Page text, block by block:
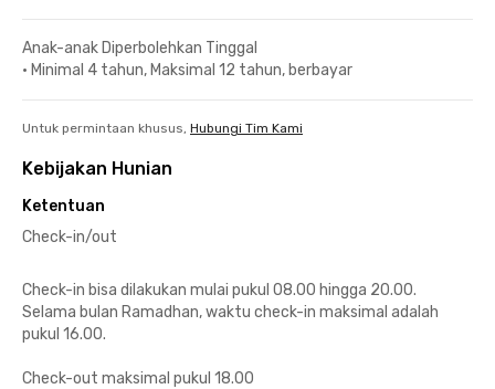
Anak-anak Diperbolehkan Tinggal
• Minimal 4 tahun, Maksimal 12 tahun, berbayar
Untuk permintaan khusus, Hubungi Tim Kami
Kebijakan Hunian
Ketentuan
Check-in/out
Check-in bisa dilakukan mulai pukul 08.00 hingga 20.00.
Selama bulan Ramadhan, waktu check-in maksimal adalah
pukul 16.00.
Check-out maksimal pukul 18.00